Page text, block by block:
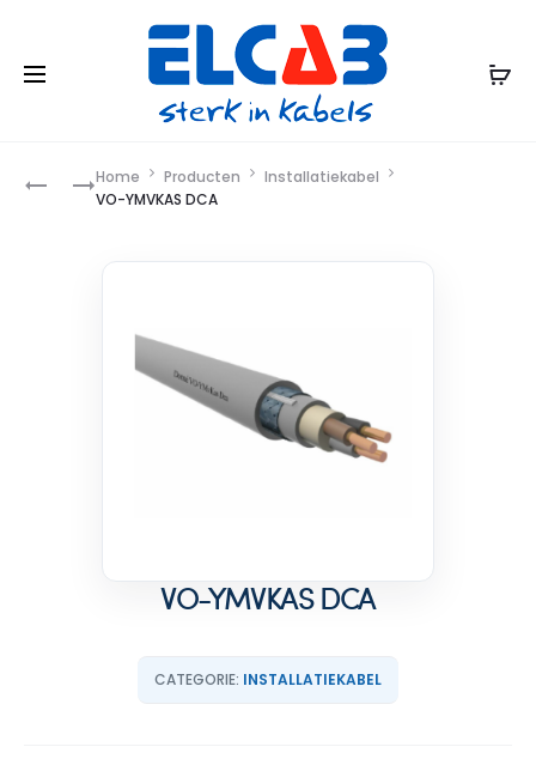
Product
YMVKAS
Home Producten
Installatiekabel
VO-YMVKAS DCA
VO-YMVKAS DCA
CATEGORIE: INSTALLATIEKABEL